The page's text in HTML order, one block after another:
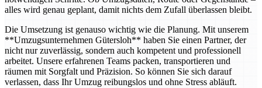
alles wird genau geplant, damit nichts dem Zufall überlassen bleibt.
Die Umsetzung ist genauso wichtig wie die Planung. Mit unserem
**Umzugsunternehmen Gütersloh** haben Sie einen Partner, der
nicht nur zuverlässig, sondern auch kompetent und professionell
arbeitet. Unsere erfahrenen Teams packen, transportieren und
räumen mit Sorgfalt und Präzision. So können Sie sich darauf
verlassen, dass Ihr Umzug reibungslos und ohne Stress abläuft.